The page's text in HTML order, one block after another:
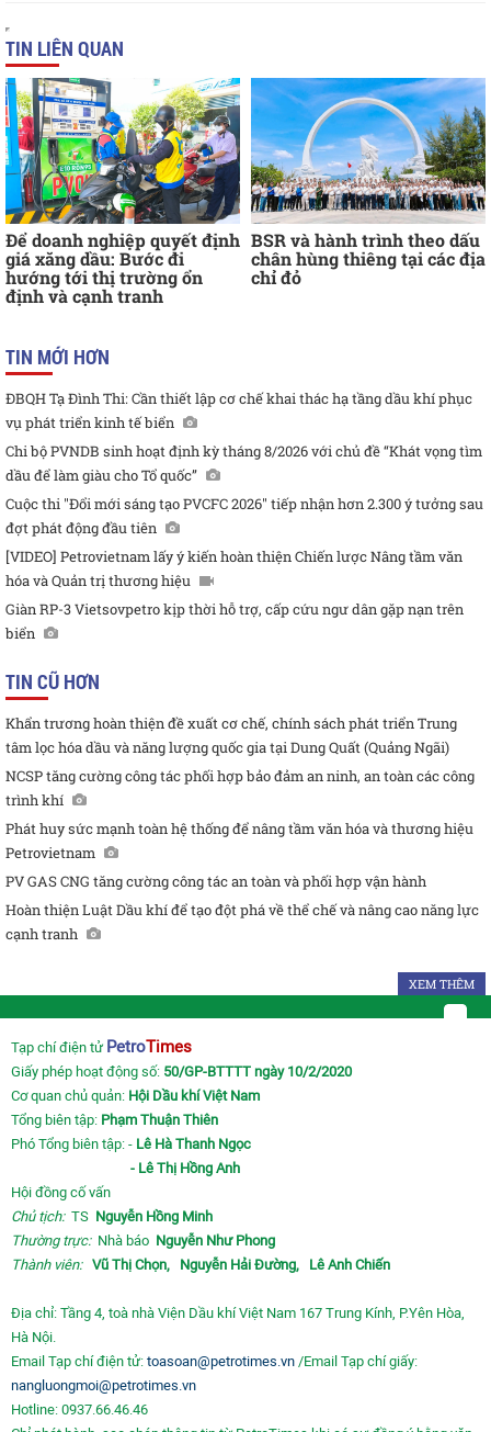
TIN LIÊN QUAN
Để doanh nghiệp quyết định
giá xăng dầu: Bước đi
hướng tới thị trường ổn
định và cạnh tranh
BSR và hành trình theo dấu
chân hùng thiêng tại các địa
chỉ đỏ
TIN MỚI HƠN
ĐBQH Tạ Đình Thi: Cần thiết lập cơ chế khai thác hạ tầng dầu khí phục
vụ phát triển kinh tế biển
Chi bộ PVNDB sinh hoạt định kỳ tháng 8/2026 với chủ đề “Khát vọng tìm
dầu để làm giàu cho Tổ quốc”
Cuộc thi "Đổi mới sáng tạo PVCFC 2026" tiếp nhận hơn 2.300 ý tưởng sau
đợt phát động đầu tiên
[VIDEO] Petrovietnam lấy ý kiến hoàn thiện Chiến lược Nâng tầm văn
hóa và Quản trị thương hiệu
Giàn RP-3 Vietsovpetro kịp thời hỗ trợ, cấp cứu ngư dân gặp nạn trên
biển
TIN CŨ HƠN
Khẩn trương hoàn thiện đề xuất cơ chế, chính sách phát triển Trung
tâm lọc hóa dầu và năng lượng quốc gia tại Dung Quất (Quảng Ngãi)
NCSP tăng cường công tác phối hợp bảo đảm an ninh, an toàn các công
trình khí
Phát huy sức mạnh toàn hệ thống để nâng tầm văn hóa và thương hiệu
Petrovietnam
PV GAS CNG tăng cường công tác an toàn và phối hợp vận hành
Hoàn thiện Luật Dầu khí để tạo đột phá về thể chế và nâng cao năng lực
cạnh tranh
XEM THÊM
Tạp chí điện tử PetroTimes
Giấy phép hoạt động số: 50/GP-BTTTT ngày 10/2/2020
Cơ quan chủ quản: Hội Dầu khí Việt Nam
Tổng biên tập: Phạm Thuận Thiên
Phó Tổng biên tập: - Lê Hà Thanh Ngọc
- Lê Thị Hồng Anh
Hội đồng cố vấn
Chủ tịch:TS Nguyễn Hồng Minh
Thường trực: Nhà báo Nguyễn Như Phong
Thành viên: Vũ Thị Chọn, Nguyễn Hải Đường, Lê Anh Chiến
Địa chỉ: Tầng 4, toà nhà Viện Dầu khí Việt Nam 167 Trung Kính, P.Yên Hòa,
Hà Nội.
Email Tạp chí điện tử: toasoan@petrotimes.vn /Email Tạp chí giấy:
nangluongmoi@petrotimes.vn
Hotline: 0937.66.46.46